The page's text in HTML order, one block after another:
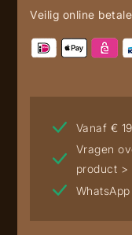
Veilig online
Vanaf €
Vragen
product >
WhatsApp